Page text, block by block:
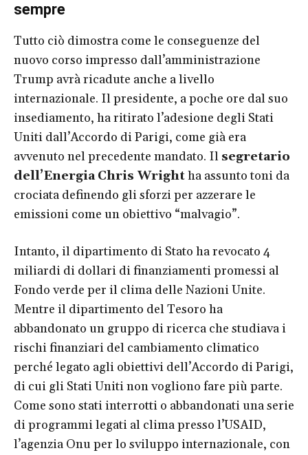
sempre
Tutto ciò dimostra come le conseguenze del
nuovo corso impresso dall’amministrazione
Trump avrà ricadute anche a livello
internazionale. Il presidente, a poche ore dal suo
insediamento, ha ritirato l’adesione degli Stati
Uniti dall’Accordo di Parigi, come già era
avvenuto nel precedente mandato. Il segretario
dell’Energia Chris Wrightha assunto toni da
crociata definendo gli sforzi per azzerare le
emissioni come un obiettivo “malvagio”.
Intanto, il dipartimento di Stato ha revocato 4
miliardi di dollari di finanziamenti promessi al
Fondo verde per il clima delle Nazioni Unite.
Mentre il dipartimento del Tesoro ha
abbandonato un gruppo di ricerca che studiava i
rischi finanziari del cambiamento climatico
perché legato agli obiettivi dell’Accordo di Parigi,
di cui gli Stati Uniti non vogliono fare più parte.
Come sono stati interrotti o abbandonati una serie
di programmi legati al clima presso l’USAID,
l’agenzia Onu per lo sviluppo internazionale, con